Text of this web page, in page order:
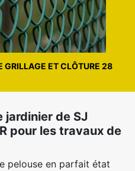
GRILLAGE ET CLÔTURE 28
jardinier de SJ
pour les travaux de
pelouse en parfait état